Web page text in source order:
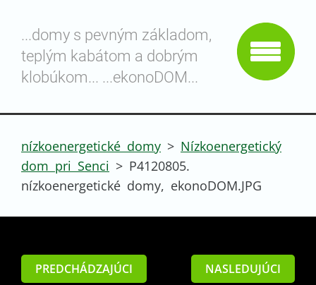
...domy s pevným základom,
teplým kabátom a dobrým
klobúkom... ...ekonoDOM...
nízkoenergetické domy > Nízkoenergetický
dom pri Senci > P4120805.
nízkoenergetické domy, ekonoDOM.JPG
PREDCHÁDZAJÚCI NASLEDUJÚCI